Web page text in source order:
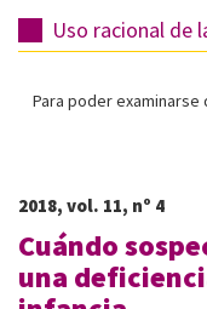
Uso racional de
Para poder
2018, vol. 11, nº 4
Cuándo
una